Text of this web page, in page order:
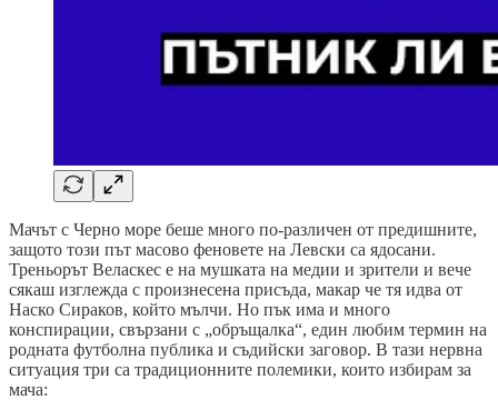
Мачът с Черно море беше много по-различен от предишните,
защото този път масово феновете на Левски са ядосани.
Треньорът Веласкес е на мушката на медии и зрители и вече
сякаш изглежда с произнесена присъда, макар че тя идва от
Наско Сираков, който мълчи. Но пък има и много
конспирации, свързани с „обръщалка“, един любим термин на
родната футболна публика и съдийски заговор. В тази нервна
ситуация три са традиционните полемики, които избирам за
мача: